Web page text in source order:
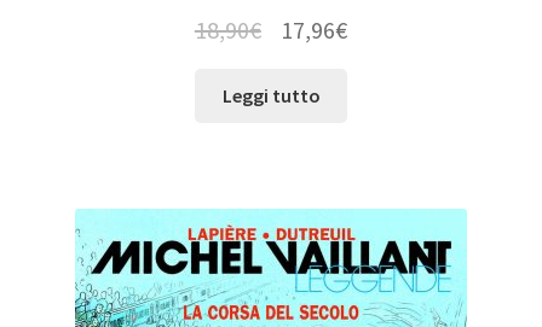
18,90€ 17,96€
Leggi tutto